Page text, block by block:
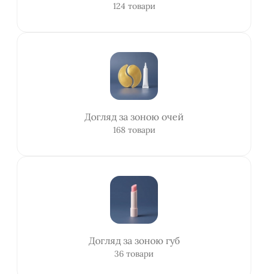
124 товари
Догляд за зоною очей
168 товари
Догляд за зоною губ
36 товари